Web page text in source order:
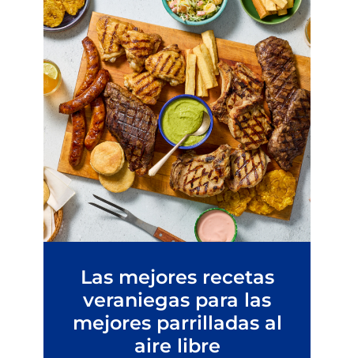
Las mejores recetas
veraniegas para las
mejores parrilladas al
aire libre